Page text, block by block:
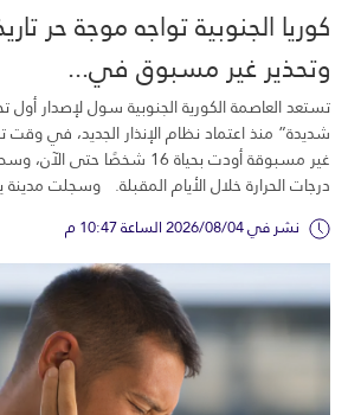
وتحذير غير مسبوق في...
تستعد العاصمة الكورية الجنوبية سول لإصدار
شديدة” منذ اعتماد نظام الإنذار الجديد، في
غير مسبوقة أودت بحياة 16 شخصًا
درجات الحرارة خلال الأيام المقبلة. وسجلت مدينة
نشر في 2026/08/04 الساعة 10:47 م